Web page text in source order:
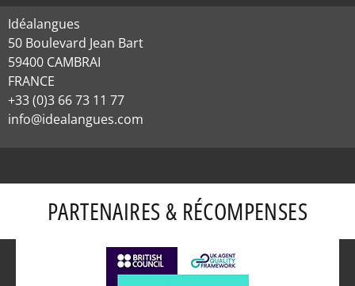
Idéalangues
50 Boulevard Jean Bart
59400 CAMBRAI
FRANCE
+33 (0)3 66 73 11 77
info@idealangues.com
PARTENAIRES & RÉCOMPENSES